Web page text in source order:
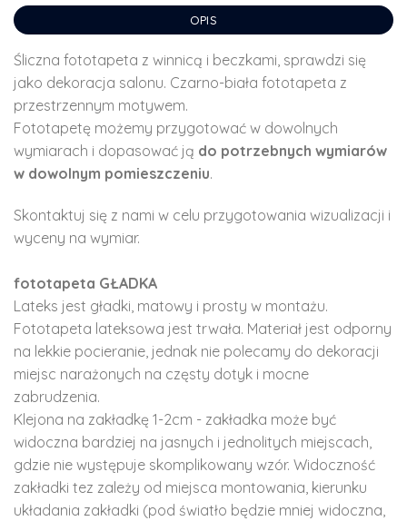
OPIS
Śliczna fototapeta z winnicą i beczkami, sprawdzi się
jako dekoracja salonu. Czarno-biała fototapeta z
przestrzennym motywem.
Fototapetę możemy przygotować w dowolnych
wymiarach i dopasować ją do potrzebnych wymiarów
w dowolnym pomieszczeniu.
Skontaktuj się z nami w celu przygotowania wizualizacji i
wyceny na wymiar.
fototapeta GŁADKA
Lateks jest gładki, matowy i prosty w montażu.
Fototapeta lateksowa jest trwała. Materiał jest odporny
na lekkie pocieranie, jednak nie polecamy do dekoracji
miejsc narażonych na częsty dotyk i mocne
zabrudzenia.
Klejona na zakładkę 1-2cm - zakładka może być
widoczna bardziej na jasnych i jednolitych miejscach,
gdzie nie występuje skomplikowany wzór. Widoczność
zakładki tez zależy od miejsca montowania, kierunku
układania zakładki (pod światło będzie mniej widoczna,